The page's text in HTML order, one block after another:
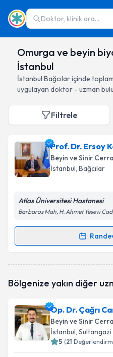
Doktor, klinik ara...
Omurga ve beyin
İstanbul
İstanbul Bağcılariçinde toplam
uygulayan doktor - uzman
Filtrele
Prof. Dr. Ersoy
Beyin ve Sinir
İstanbul, Bağcılar
Atlas Üniversitesi Hastanesi
Barbaros Mah, H. Ahmet Yesevi
Randevu Takvimi
talebi oluşturun. Size bu
bilgilendireceğiz.
E-posta Adresiniz
Bölgenize yakın diğer
Op. Dr. Çağrı
Beyin ve Sinir
İstanbul, Sultangazi
5 (21